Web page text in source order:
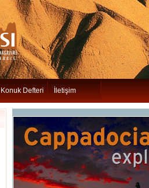
Konuk Defteri İletişim